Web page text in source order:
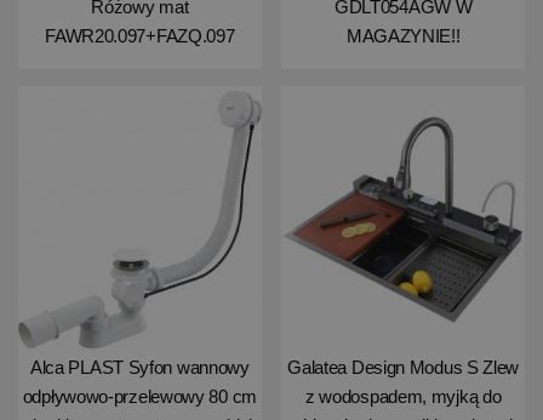
Różowy mat
FAWR20.097+FAZQ.097
GDLT054AGW W
MAGAZYNIE!!
Alca PLAST Syfon wannowy
odpływowo-przelewowy 80 cm
Galatea Design Modus S Zlew
z wodospadem, myjką do